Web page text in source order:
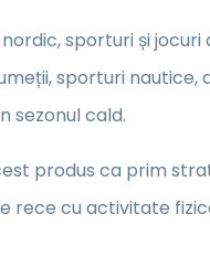
sporturi și
sporturi nautice,
sezonul cald.
produs ca prim
rece cu activitate